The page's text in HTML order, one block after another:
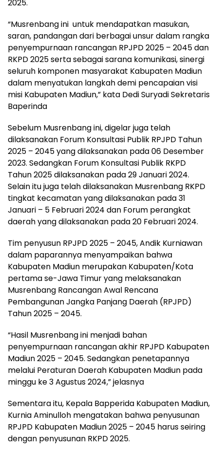
2025.
“Musrenbang ini untuk mendapatkan masukan,
saran, pandangan dari berbagai unsur dalam rangka
penyempurnaan rancangan RPJPD 2025 – 2045 dan
RKPD 2025 serta sebagai sarana komunikasi, sinergi
seluruh komponen masyarakat Kabupaten Madiun
dalam menyatukan langkah demi pencapaian visi
misi Kabupaten Madiun,” kata Dedi Suryadi Sekretaris
Baperinda
Sebelum Musrenbang ini, digelar juga telah
dilaksanakan Forum Konsultasi Publik RPJPD Tahun
2025 – 2045 yang dilaksanakan pada 06 Desember
2023. Sedangkan Forum Konsultasi Publik RKPD
Tahun 2025 dilaksanakan pada 29 Januari 2024.
Selain itu juga telah dilaksanakan Musrenbang RKPD
tingkat kecamatan yang dilaksanakan pada 31
Januari – 5 Februari 2024 dan Forum perangkat
daerah yang dilaksanakan pada 20 Februari 2024.
Tim penyusun RPJPD 2025 – 2045, Andik Kurniawan
dalam paparannya menyampaikan bahwa
Kabupaten Madiun merupakan Kabupaten/Kota
pertama se-Jawa Timur yang melaksanakan
Musrenbang Rancangan Awal Rencana
Pembangunan Jangka Panjang Daerah (RPJPD)
Tahun 2025 – 2045.
“Hasil Musrenbang ini menjadi bahan
penyempurnaan rancangan akhir RPJPD Kabupaten
Madiun 2025 – 2045. Sedangkan penetapannya
melalui Peraturan Daerah Kabupaten Madiun pada
minggu ke 3 Agustus 2024,” jelasnya
Sementara itu, Kepala Bapperida Kabupaten Madiun,
Kurnia Aminulloh mengatakan bahwa penyusunan
RPJPD Kabupaten Madiun 2025 – 2045 harus seiring
dengan penyusunan RKPD 2025.